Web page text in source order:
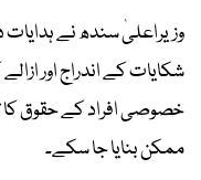
وزیراعلیٰ سندھ نے ہدایات
شکایات کے اندراج اور
خصوصی افراد کے حقوق کا
ممکن بنایا جا سکے۔